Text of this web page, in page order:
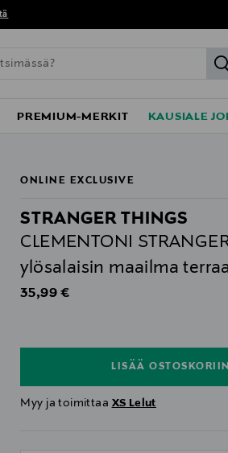
PREMIUM-MERKIT KAUSIALE
ONLINE EXCLUSIVE
STRANGER THINGS
CLEMENTONI
ylösalaisin maailma
Original Price
35,99 €
LISÄÄ OSTOSKORIIN
Myy ja toimittaa XS Lelut